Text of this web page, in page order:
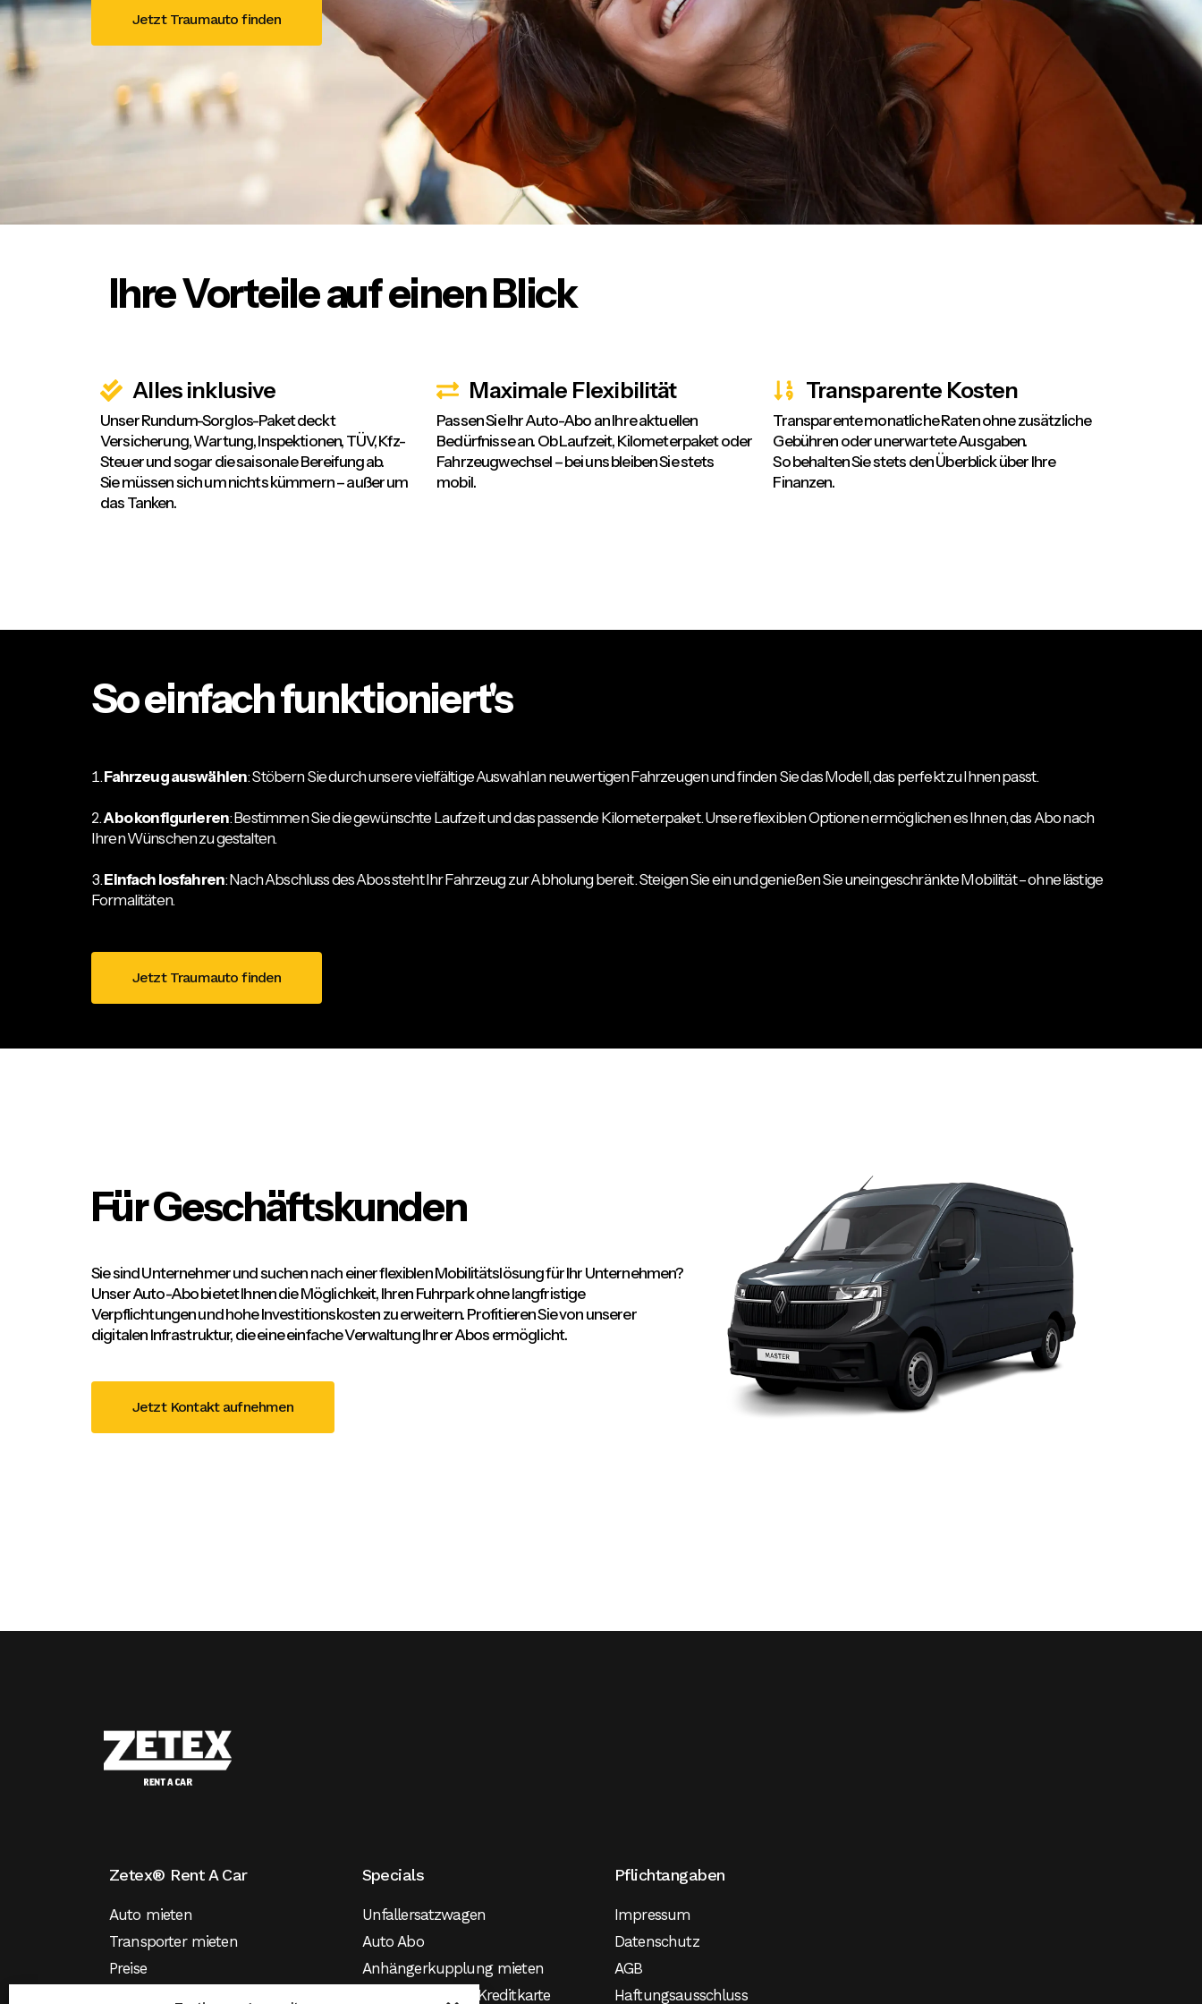
Jetzt Traumauto finden
Ihre Vorteile auf einen Blick
Alles inklusive
Unser Rundum-Sorglos-Paket deckt
Versicherung, Wartung, Inspektionen, TÜV, Kfz-
Steuer und sogar die saisonale Bereifung ab.
Sie müssen sich um nichts kümmern – außer um
das Tanken.
Maximale Flexibilität
Passen Sie Ihr Auto-Abo an Ihre aktuellen
Bedürfnisse an. Ob Laufzeit, Kilometerpaket oder
Fahrzeugwechsel – bei uns bleiben Sie stets
mobil.
Transparente Kosten
Transparente monatliche Raten ohne zusätzliche
Gebühren oder unerwartete Ausgaben.
So behalten Sie stets den Überblick über Ihre
Finanzen.
So einfach funktioniert's
Fahrzeug auswählen: Stöbern Sie durch unsere vielfältige Auswahl an neuwertigen Fahrzeugen und finden Sie das Modell, das perfekt zu Ihnen passt.
Abo konfigurieren: Bestimmen Sie die gewünschte Laufzeit und das passende Kilometerpaket. Unsere flexiblen Optionen ermöglichen es Ihnen, das Abo nach
Ihren Wünschen zu gestalten.
Einfach losfahren: Nach Abschluss des Abos steht Ihr Fahrzeug zur Abholung bereit. Steigen Sie ein und genießen Sie uneingeschränkte Mobilität – ohne lästige
Formalitäten.
Jetzt Traumauto finden
Für Geschäftskunden
Sie sind Unternehmer und suchen nach einer flexiblen Mobilitätslösung für Ihr Unternehmen?
Unser Auto-Abo bietet Ihnen die Möglichkeit, Ihren Fuhrpark ohne langfristige
Verpflichtungen und hohe Investitionskosten zu erweitern. Profitieren Sie von unserer
digitalen Infrastruktur, die eine einfache Verwaltung Ihrer Abos ermöglicht.
Jetzt Kontakt aufnehmen
Zetex® Rent A Car
Auto mieten
Transporter mieten
Preise
Specials
Unfallersatzwagen
Auto Abo
Anhängerkupplung mieten
Mietwagen ohne Kreditkarte
Pflichtangaben
Impressum
Datenschutz
AGB
Haftungsausschluss